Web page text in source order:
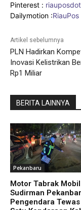
Pinterest :
Dailymotion :RiauPos
Artikel sebelumnya
PLN Hadirkan
Inovasi Kelistrikan
Rp1 Miliar
BERITA LAINNYA
Pekanbaru
Motor Tabrak
Sudirman
Pengendara